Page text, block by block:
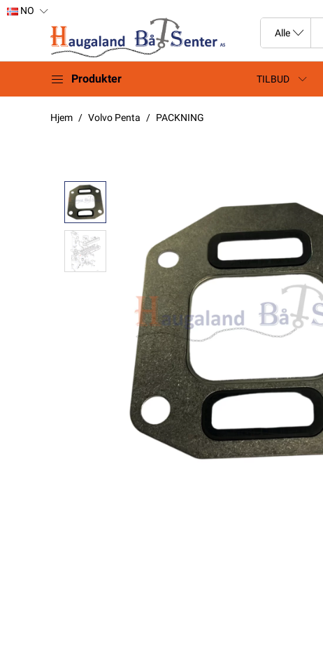
NO
Produkter TILBUD
Hjem Volvo Penta PACKNING